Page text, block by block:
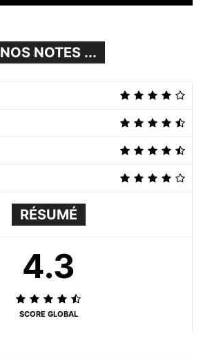
NOS NOTES ...
RÉSUMÉ
4.3
SCORE GLOBAL